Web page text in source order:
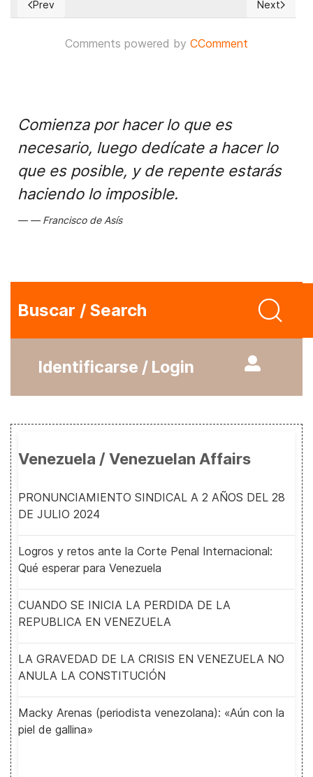
Previous article: Nicaragua: legalizan la “nueva dinastía”
Prev Next
Next
Comments powered by CComment
Comienza por hacer lo que es
necesario, luego dedícate a hacer lo
que es posible, y de repente estarás
haciendo lo imposible.
Francisco de Asís
Buscar / Search
Identificarse / Login
Venezuela / Venezuelan Affairs
PRONUNCIAMIENTO SINDICAL A 2 AÑOS DEL 28
DE JULIO 2024
Logros y retos ante la Corte Penal Internacional:
Qué esperar para Venezuela
CUANDO SE INICIA LA PERDIDA DE LA
REPUBLICA EN VENEZUELA
LA GRAVEDAD DE LA CRISIS EN VENEZUELA NO
ANULA LA CONSTITUCIÓN
Macky Arenas (periodista venezolana): «Aún con la
piel de gallina»